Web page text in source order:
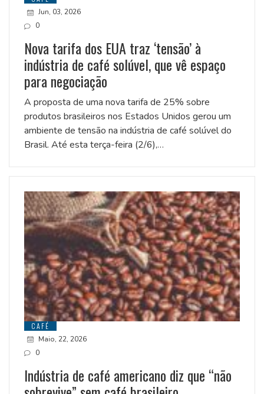
Jun, 03, 2026
0
Nova tarifa dos EUA traz ‘tensão’ à
indústria de café solúvel, que vê espaço
para negociação
A proposta de uma nova tarifa de 25% sobre
produtos brasileiros nos Estados Unidos gerou um
ambiente de tensão na indústria de café solúvel do
Brasil. Até esta terça-feira (2/6),…
CAFÉ
Maio, 22, 2026
0
Indústria de café americano diz que “não